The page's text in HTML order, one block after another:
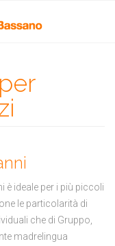
è ideale per i più piccoli
le particolarità di
che di Gruppo,
madrelingua